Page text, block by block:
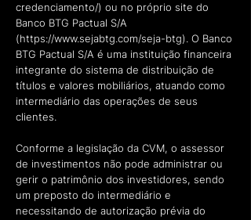
credenciamento/) ou no próprio site do
Banco BTG Pactual S/A
(https://www.sejabtg.com/seja-btg). O Banco
BTG Pactual S/A é uma instituição financeira
integrante do sistema de distribuição de
títulos e valores mobiliários, atuando como
intermediário das operações de seus
clientes.
Conforme a legislação da CVM, o assessor
de investimentos não pode administrar ou
gerir o patrimônio dos investidores, sendo
um preposto do intermediário e
necessitando de autorização prévia do